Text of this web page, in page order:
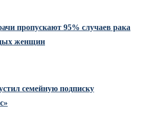
пропускают 95% случаев рака
женщин
семейную подписку